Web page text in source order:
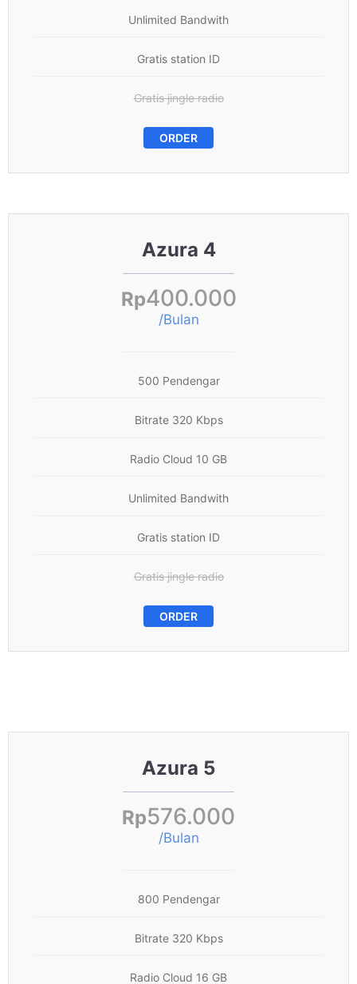
Unlimited Bandwith
Gratis station ID
Gratis jingle radio
ORDER
Azura 4
Rp400.000
/Bulan
500 Pendengar
Bitrate 320 Kbps
Radio Cloud 10 GB
Unlimited Bandwith
Gratis station ID
Gratis jingle radio
ORDER
Azura 5
Rp576.000
/Bulan
800 Pendengar
Bitrate 320 Kbps
Radio Cloud 16 GB